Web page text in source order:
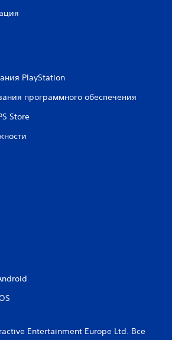
PlayStation
программного обеспечения
Store
Entertainment Europe Ltd. Все